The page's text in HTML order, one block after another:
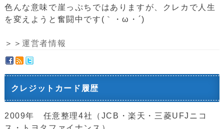
色んな意味で崖っぷちではありますが、クレカで人生
を変えようと奮闘中です(｀・ω・´)ゞ
＞＞運営者情報
クレジットカード履歴
2009年 任意整理4社（JCB・楽天・三菱UFJニコ